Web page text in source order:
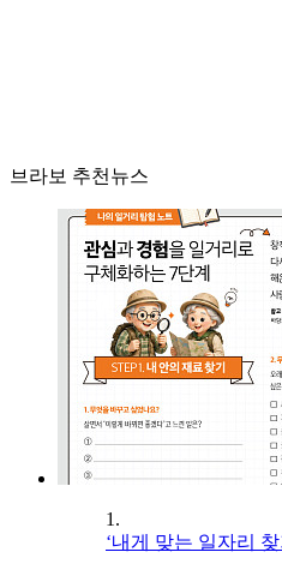
브라보 추천뉴스
1.
‘내게 맞는 일자리